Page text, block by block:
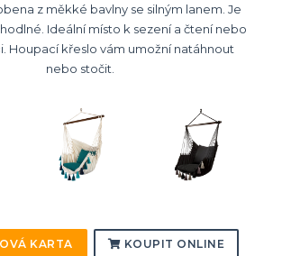
z měkké bavlny se silným lanem. Je
Ideální místo k sezení a čtení nebo
Houpací křeslo vám umožní natáhnout
nebo stočit.
KARTA KOUPIT ONLINE